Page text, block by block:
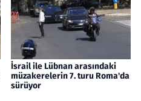
İsrail ile Lübnan arasındaki
müzakerelerin 7. turu Roma'da
sürüyor